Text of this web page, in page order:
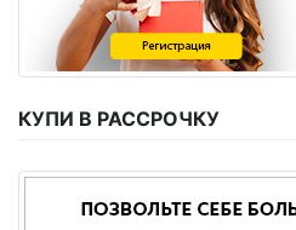
КУПИ В РАССРОЧКУ